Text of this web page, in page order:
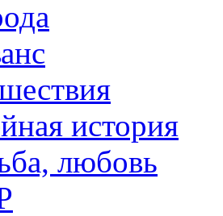
история
любовь